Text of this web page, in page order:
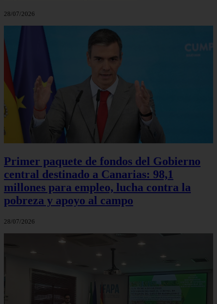
28/07/2026
Primer paquete de fondos del Gobierno
central destinado a Canarias: 98,1
millones para empleo, lucha contra la
pobreza y apoyo al campo
28/07/2026